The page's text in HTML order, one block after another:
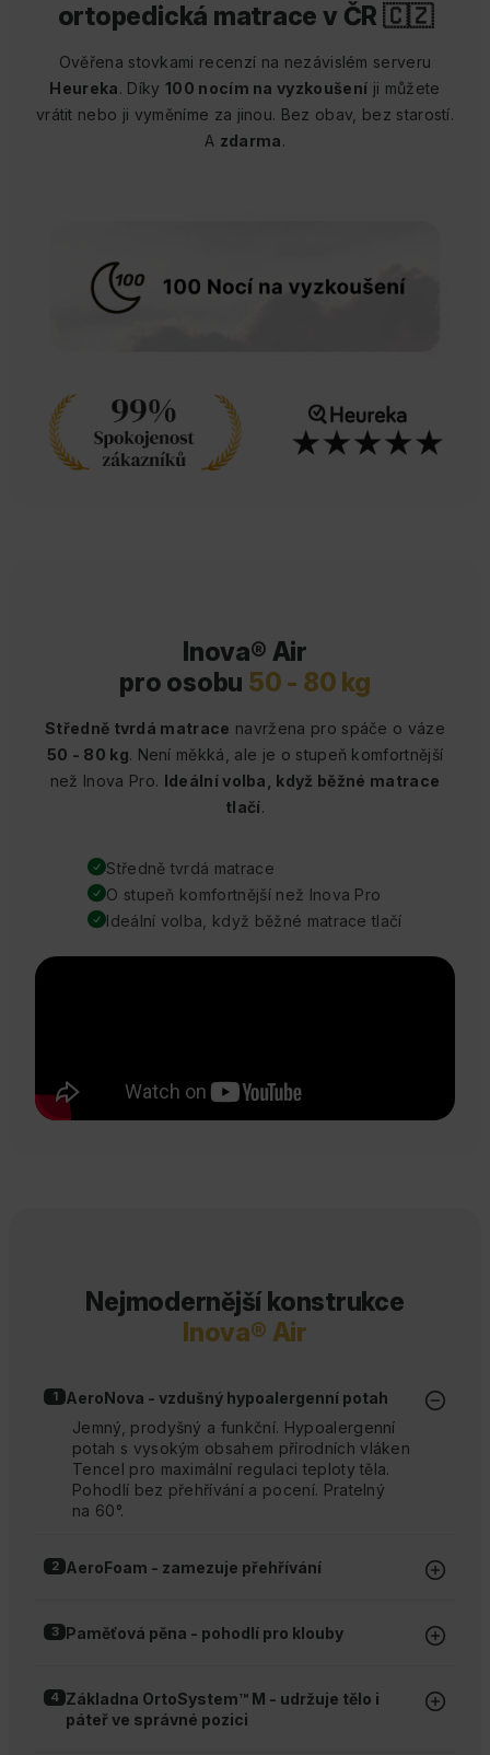
ortopedická matrace v ČR 🇨🇿
Ověřena stovkami recenzí na nezávislém serveru
Heureka. Díky 100 nocím na vyzkoušení ji můžete
vrátit nebo ji vyměníme za jinou. Bez obav, bez starostí.
A zdarma.
Inova® Air
pro osobu 50 - 80 kg
Středně tvrdá matrace navržena pro spáče o váze
50 - 80 kg. Není měkká, ale je o stupeň komfortnější
než Inova Pro. Ideální volba, když běžné matrace
tlačí.
Středně tvrdá matrace
O stupeň komfortnější než Inova Pro
Ideální volba, když běžné matrace tlačí
Nejmodernější konstrukce
Inova® Air
AeroNova - vzdušný hypoalergenní potah
Jemný, prodyšný a funkční. Hypoalergenní
potah s vysokým obsahem přírodních vláken
Tencel pro maximální regulaci teploty těla.
Pohodlí bez přehřívání a pocení. Pratelný
na 60°.
AeroFoam - zamezuje přehřívání
čímž udržuje optimální tělesnou teplotu pro
Paměťová pěna - pohodlí pro klouby
tělesné teplo a dokonale se přizpůsobí tvaru
těla, čímž zajišťuje maximální úlevu od
Základna OrtoSystem™ M - udržuje tělo i
páteř ve správné pozici